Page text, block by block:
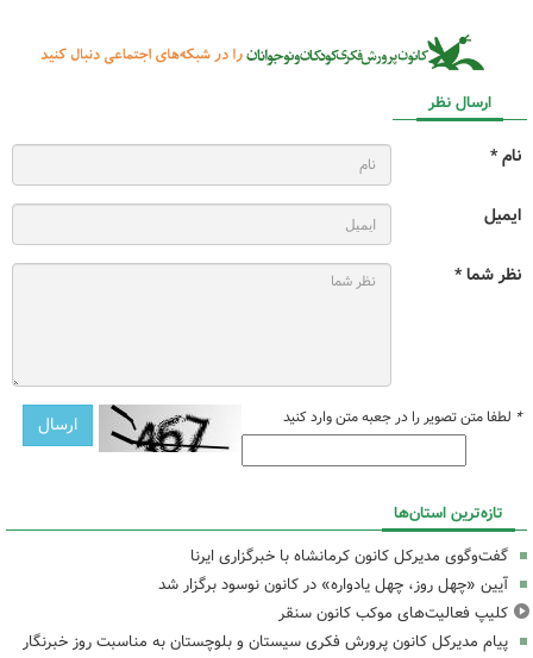
ارسال نظر
نام *
ایمیل
نظر شما *
* لطفا متن تصویر را در جعبه متن وارد کنید
تازه‌ترین استان‌ها
گفت‌وگوی مدیرکل کانون کرمانشاه با خبرگزاری ایرنا
آیین «چهل روز، چهل یادواره» در کانون نوسود برگزار شد
کلیپ فعالیت‌های موکب کانون سنقر
پیام مدیرکل کانون پرورش فکری سیستان و بلوچستان به مناسبت روز خبرنگار